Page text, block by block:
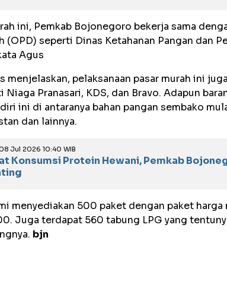
ini, Pemkab Bojonegoro bekerja sama
(OPD) seperti Dinas Ketahanan Pangan dan
Agus
menjelaskan, pelaksanaan pasar murah ini
Niaga Pranasari, KDS, dan Bravo. Adapun
ini di antaranya bahan pangan sembako
dan lainnya.
Jul 2026 10:40 WIB
Konsumsi Protein Hewani, Pemkab
menyediakan 500 paket dengan paket harga
Juga terdapat 560 tabung LPG yang
bjn